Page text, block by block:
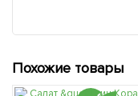
Похожие товары